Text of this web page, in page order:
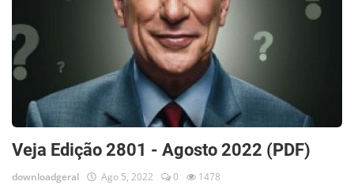
Veja Edição 2801 - Agosto 2022 (PDF)
downloadgeral Ago 5, 2022 0 1478